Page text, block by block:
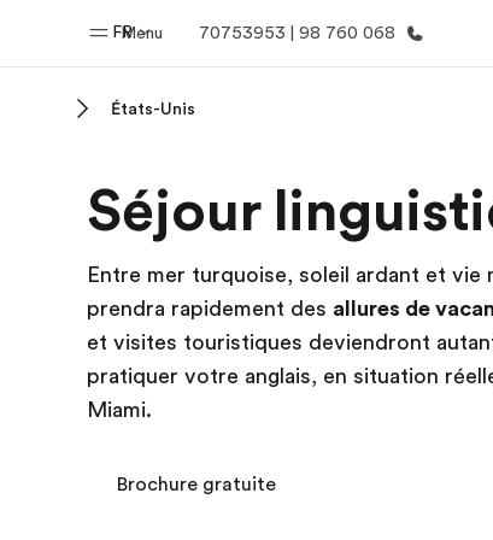
Menu
FR 70753953 | 98 760 068
Bienvenue chez EF
États-Unis
Séjour
Entre mer turquoise, soleil ardant et vie
prendra rapidement des allures de
et visites touristiques deviendront
pratiquer votre anglais, en situation
Miami.
Brochure gratuite